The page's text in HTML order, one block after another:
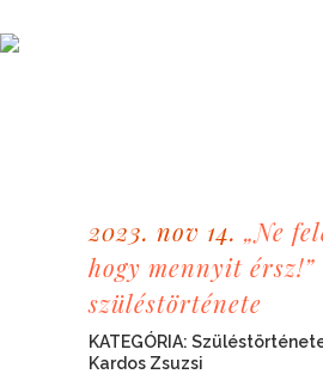
2023. nov 14. „Ne
hogy mennyit
szüléstörténete
KATEGÓRIA:
Kardos Zsuzsi